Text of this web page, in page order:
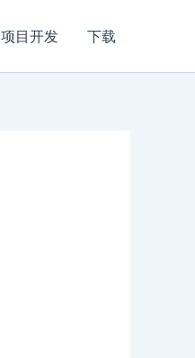
项目开发 下载